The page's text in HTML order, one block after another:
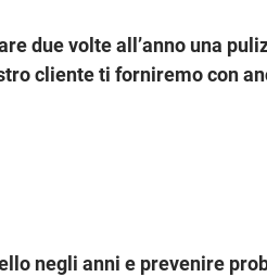
due volte all’anno una
cliente ti forniremo con
negli anni e prevenire